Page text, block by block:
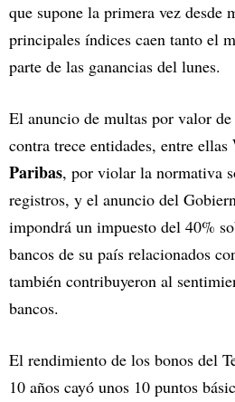
que supone la primera vez desde
principales índices caen tanto el
parte de las ganancias del lunes.
El anuncio de multas por valor
contra trece entidades, entre ellas
Paribas, por violar la normativa
registros, y el anuncio del
impondrá un impuesto del 40%
bancos de su país relacionados
también contribuyeron al
bancos.
El rendimiento de los bonos del
10 años cayó unos 10 puntos